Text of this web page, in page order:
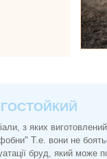
з яких
Т.е. вони не
бруд, який може